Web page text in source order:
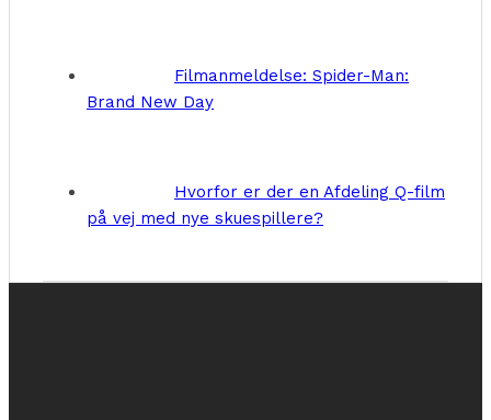
Filmanmeldelse: Spider-Man:
Brand New Day
Hvorfor er der en Afdeling Q-film
på vej med nye skuespillere?